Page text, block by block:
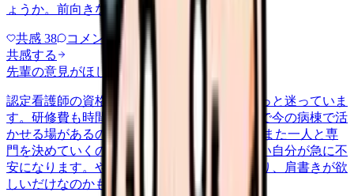
ょうか。前向きな話のはずが、縛…
共感 38 コメント 2
共感する
先輩の意見がほしいcareer-growth
認定看護師の資格を取るべきか、ここ半年ずっと迷っていま
す。研修費も時間も大きいし、取ったところで今の病棟で活
かせる場があるのか分からない。 同僚が一人また一人と専
門を決めていくのを見ると、何も持っていない自分が急に不
安になります。やりたい分野があるというより、肩書きが欲
しいだけなのかもと思うと、踏…